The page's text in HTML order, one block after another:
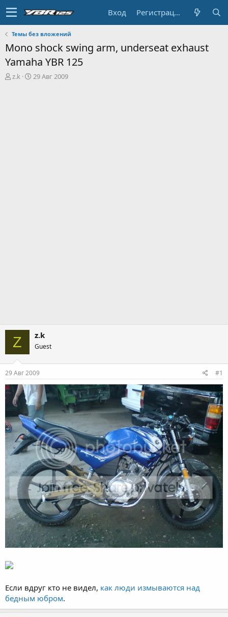
Вход Регистрация
Темы без вложений
Mono shock swing arm, underseat exhaust
Yamaha YBR 125
А
z.k
Д
29 Авг 2009
Z z.k
Guest
29 Авг 2009 #1
Если вдруг кто не видел, как люди измываются над
бедным юбром.